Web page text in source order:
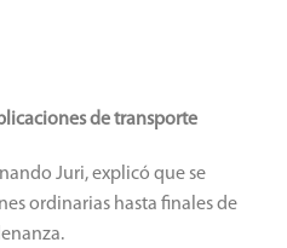
de transporte
Juri, explicó que se
ordinarias hasta finales de